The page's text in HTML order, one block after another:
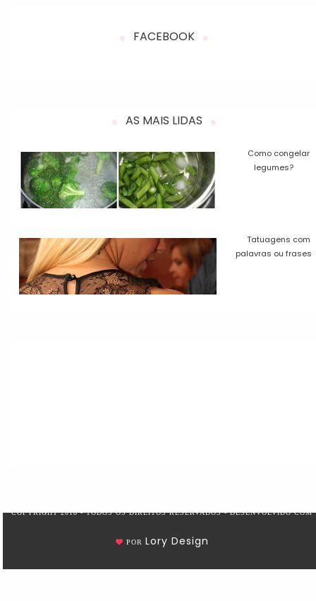
FACEBOOK
AS MAIS LIDAS
Como congelar
legumes?
Tatuagens com
palavras ou frases
COPYRIGHT 2018 - TODOS OS DIREITOS RESERVADOS - DESENVOLVIDO COM
POR Lory Design